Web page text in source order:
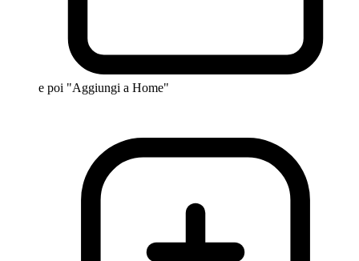
e poi "Aggiungi a Home"